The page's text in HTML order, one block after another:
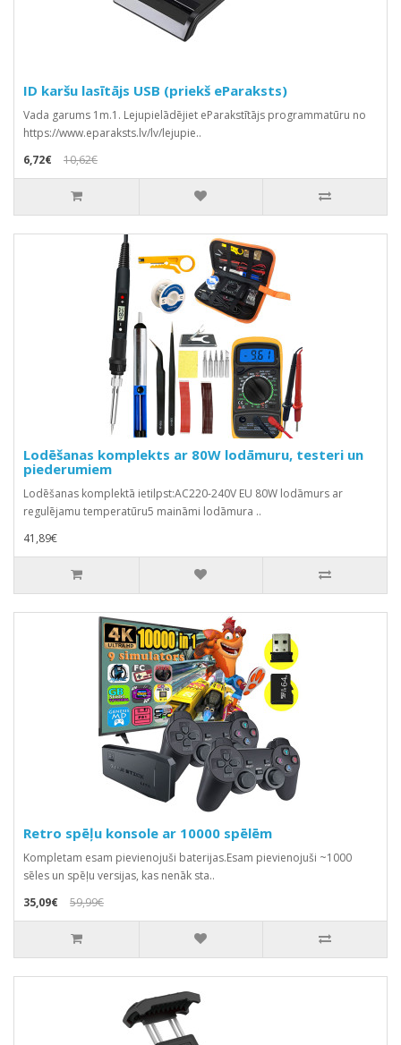
ID karšu lasītājs USB (priekš eParaksts)
Vada garums 1m.1. Lejupielādējiet eParakstītājs programmatūru no
https://www.eparaksts.lv/lv/lejupie..
6,72€
10,62€
Lodēšanas komplekts ar 80W lodāmuru, testeri un
piederumiem
Lodēšanas komplektā ietilpst:AC220-240V EU 80W lodāmurs ar
regulējamu temperatūru5 maināmi lodāmura ..
41,89€
Retro spēļu konsole ar 10000 spēlēm
Kompletam esam pievienojuši baterijas.Esam pievienojuši ~1000
sēles un spēļu versijas, kas nenāk sta..
35,09€
59,99€